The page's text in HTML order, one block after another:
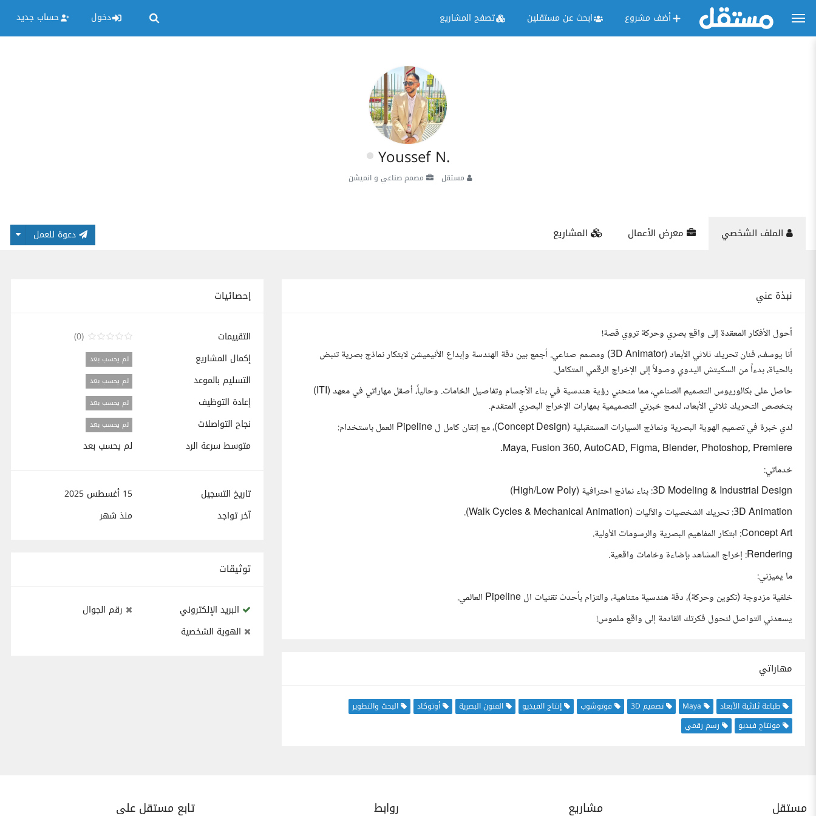
أضف مشروع ابحث عن مستقلين تصفح المشاريع دخول حساب جديد
Youssef N.
مستقل مصمم صناعي و انميشن
الملف الشخصي معرض الأعمال المشاريع دعوة للعمل
نبذة عني
أحول الأفكار المعقدة إلى واقع بصري وحركة تروي قصة!
أنا يوسف، فنان تحريك ثلاثي الأبعاد (3D Animator) ومصمم صناعي. أجمع بين دقة الهندسة وإبداع الأنيميشن لابتكار نماذج بصرية تنبض
بالحياة، بدءاً من السكيتش اليدوي وصولاً إلى الإخراج الرقمي المتكامل.
حاصل على بكالوريوس التصميم الصناعي، مما منحني رؤية هندسية في بناء الأجسام وتفاصيل الخامات. وحالياً، أصقل مهاراتي في معهد (ITI)
بتخصص التحريك ثلاثي الأبعاد، لدمج خبرتي التصميمية بمهارات الإخراج البصري المتقدم.
لدي خبرة في تصميم الهوية البصرية ونماذج السيارات المستقبلية (Concept Design)، مع إتقان كامل ل Pipeline العمل باستخدام:
Maya, Fusion 360, AutoCAD, Figma, Blender, Photoshop, Premiere.
خدماتي:
3D Modeling & Industrial Design: بناء نماذج احترافية (High/Low Poly)
3D Animation: تحريك الشخصيات والآليات (Walk Cycles & Mechanical Animation).
Concept Art: ابتكار المفاهيم البصرية والرسومات الأولية.
Rendering: إخراج المشاهد بإضاءة وخامات واقعية.
ما يميزني:
خلفية مزدوجة (تكوين وحركة)، دقة هندسية متناهية، والتزام بأحدث تقنيات ال Pipeline العالمي.
يسعدني التواصل لنحول فكرتك القادمة إلى واقع ملموس!
مهاراتي
طباعة ثلاثية الأبعاد Maya تصميم 3D فوتوشوب إنتاج الفيديو الفنون البصرية أوتوكاد
البحث والتطوير
مونتاج فيديو
رسم رقمي
إحصائيات
التقييمات
(0)
إكمال المشاريع
لم يحسب بعد
التسليم بالموعد لم يحسب بعد
إعادة التوظيف لم يحسب بعد
نجاح التواصلات لم يحسب بعد
متوسط سرعة الرد لم يحسب بعد
تاريخ التسجيل
15 أغسطس 2025
آخر تواجد
منذشهر
توثيقات
البريد الإلكتروني
رقم الجوال
الهوية الشخصية
مستقل مشاريع روابط تابع مستقل على